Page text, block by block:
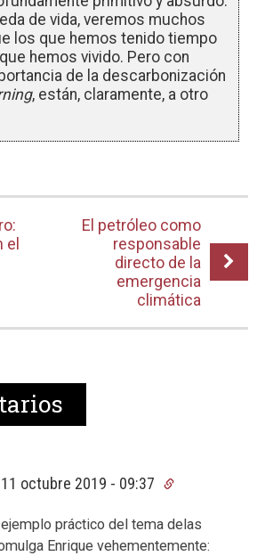
de vida, veremos muchos
los que hemos tenido tiempo
hemos vivido. Pero con
de la descarbonización
, están, claramente, a otro
el
El petróleo como
responsable
directo de la
emergencia
climática
11 octubre 2019 - 09:37
práctico del tema delas
Enrique vehementemente: